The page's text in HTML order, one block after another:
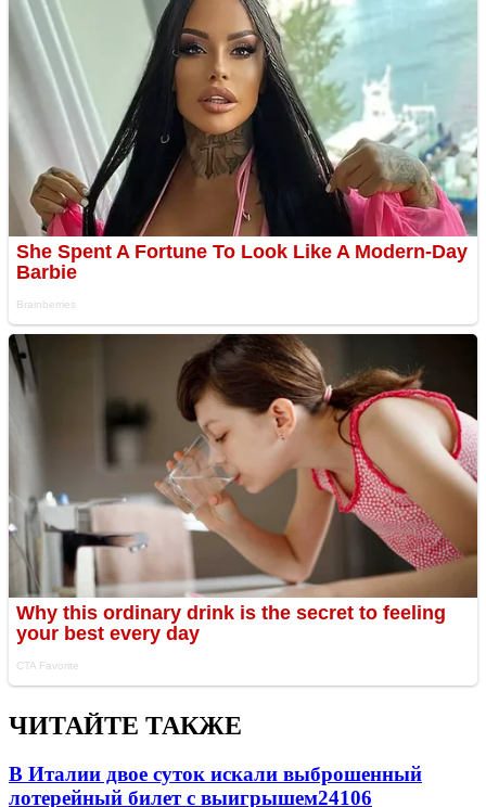
ЧИТАЙТЕ ТАКЖЕ
В Италии двое суток искали выброшенный
лотерейный билет с выигрышем24106